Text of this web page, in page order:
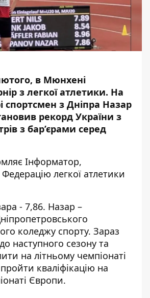
в Мюнхені
з легкої атлетики. На
спортсмен з Дніпра Назар
рекорд України з
з бар’єрами серед
Інформатор,
Федерацію легкої атлетики
- 7,86. Назар –
коледжу спорту. Зараз
наступного сезону та
на літньому чемпіонаті
кваліфікацію на
Європи.